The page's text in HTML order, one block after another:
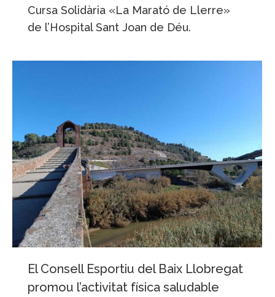
Cursa Solidària «La Marató de Llerre»
de l’Hospital Sant Joan de Déu.
El Consell Esportiu del Baix Llobregat
promou l’activitat física saludable